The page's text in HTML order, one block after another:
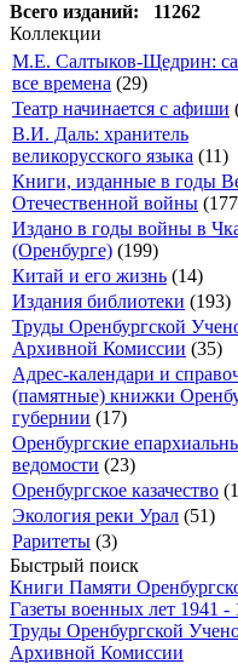
Всего изданий: 11262
Коллекции
М.Е. Салтыков-Щедрин:
все времена (29)
Театр начинается с афиши
В.И. Даль: хранитель
великорусского языка (11)
Книги, изданные в годы
Отечественной войны
Издано в годы войны в
(Оренбурге) (199)
Китай и его жизнь (14)
Издания библиотеки (193)
Труды Оренбургской
Архивной Комиссии (35)
Адрес-календари и
(памятные) книжки
губернии (17)
Оренбургские
ведомости (23)
Оренбургское казачество
Экология реки Урал (51)
Раритеты (3)
Быстрый поиск
Книги Памяти
Газеты военных лет 1941 -
Труды Оренбургской
Архивной Комиссии